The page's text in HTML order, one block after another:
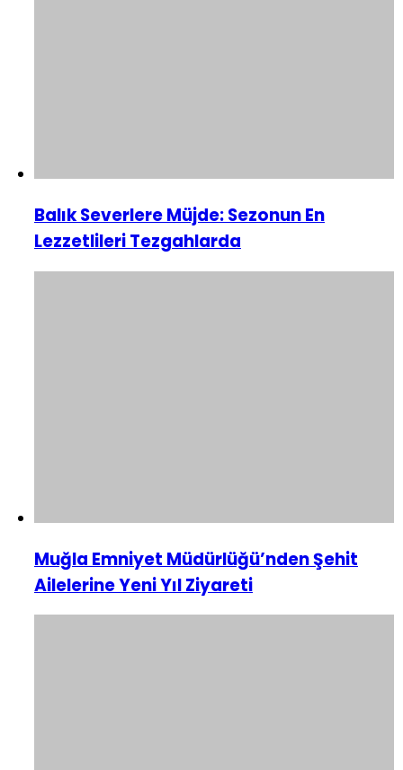
Balık Severlere Müjde: Sezonun En
Lezzetlileri Tezgahlarda
Muğla Emniyet Müdürlüğü’nden Şehit
Ailelerine Yeni Yıl Ziyareti